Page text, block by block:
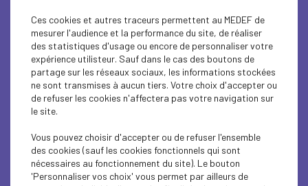
des mesures de soutien massif aux entreprises.
Et nous, nous sommes dans des débats très hors-
sol. On est évidemment profondément démocrate
et républicain, mais à un moment donné, il
faudrait qu'il y ait une prise de conscience
collective des politiques pour appréhender cette
situation économique qui se dégrade. (…) Prenons
le cas du logement. C'est un scandale national,
logement. Il y a 26 ans d'attente maintenant à
Paris pour accéder à un logement social. Il y a 2
900 000 foyers français qui attendent un
logement social. Prenons le cas de
Ces cookies et autres traceurs permettent au MEDEF de
mesurer l'audience et la performance du site, de réaliser
des statistiques d'usage ou encore de personnaliser votre
expérience utilisteur. Sauf dans le cas des boutons de
partage sur les réseaux sociaux, les informations stockées
ne sont transmises à aucun tiers. Votre choix d'accepter ou
de refuser les cookies n'affectera pas votre navigation sur
le site.
Vous pouvez choisir d'accepter ou de refuser l'ensemble
des cookies (sauf les cookies fonctionnels qui sont
nécessaires au fonctionnement du site). Le bouton
'Personnaliser vos choix' vous permet par ailleurs de